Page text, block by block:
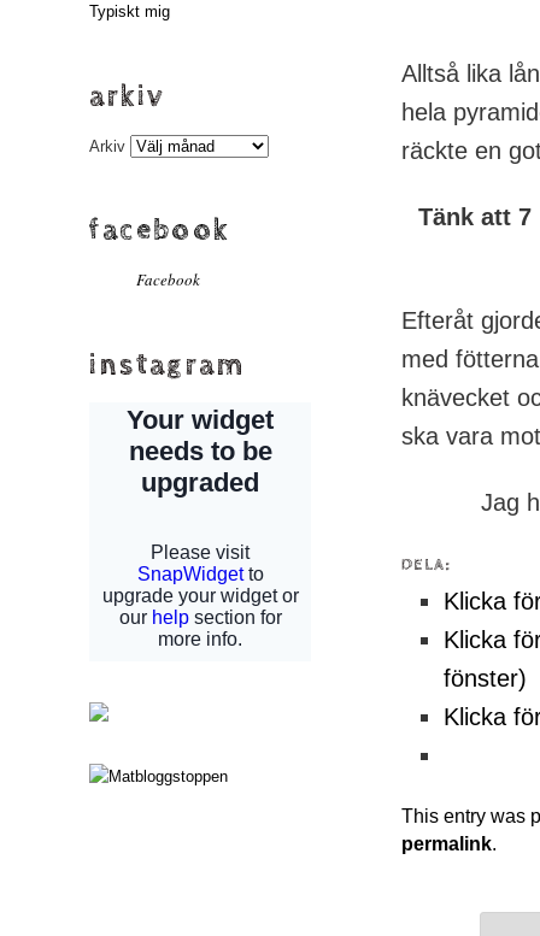
Alltså lika
hela
räckte en
Tänk att
Efteråt
med
knävecket
ska vara
Jag
DELA:
Klicka
Klicka
fönster)
Klicka
This entry was
permalink.
Typiskt mig
arkiv
Arkiv
facebook
Facebook
instagram